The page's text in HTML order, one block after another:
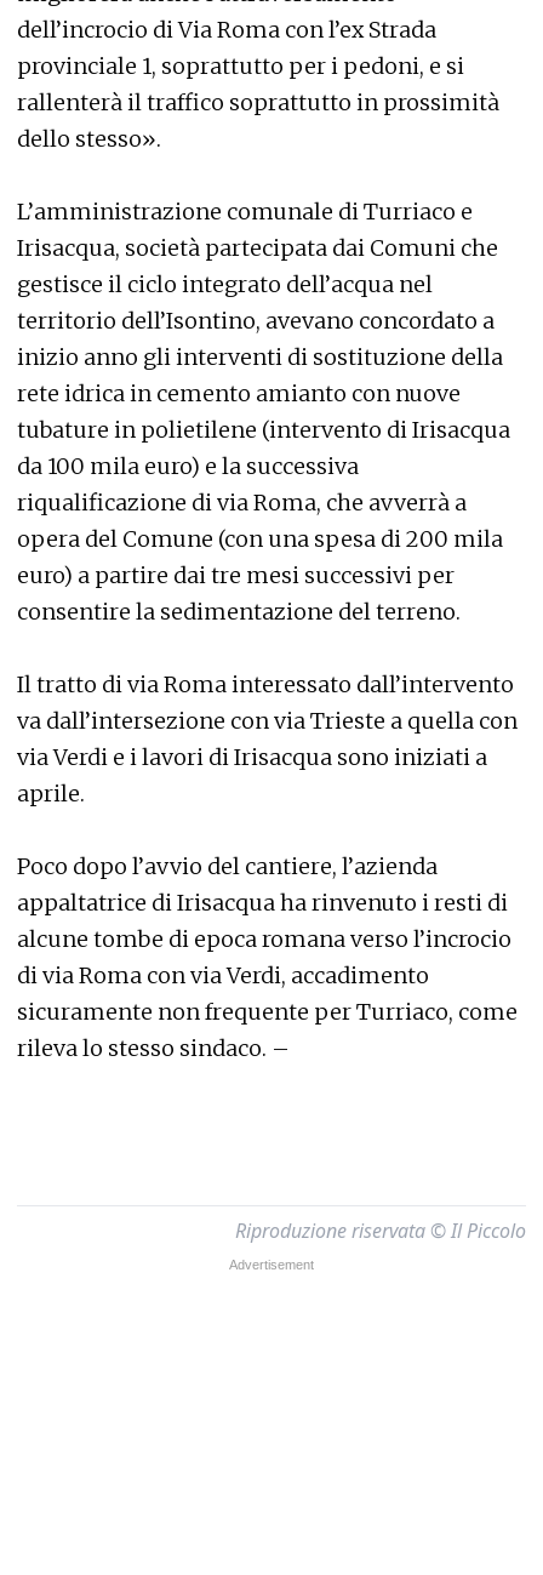
dell’incrocio di Via Roma con l’ex Strada
provinciale 1, soprattutto per i pedoni, e si
rallenterà il traffico soprattutto in prossimità
dello stesso».
L’amministrazione comunale di Turriaco e
Irisacqua, società partecipata dai Comuni che
gestisce il ciclo integrato dell’acqua nel
territorio dell’Isontino, avevano concordato a
inizio anno gli interventi di sostituzione della
rete idrica in cemento amianto con nuove
tubature in polietilene (intervento di Irisacqua
da 100 mila euro) e la successiva
riqualificazione di via Roma, che avverrà a
opera del Comune (con una spesa di 200 mila
euro) a partire dai tre mesi successivi per
consentire la sedimentazione del terreno.
Il tratto di via Roma interessato dall’intervento
va dall’intersezione con via Trieste a quella con
via Verdi e i lavori di Irisacqua sono iniziati a
aprile.
Poco dopo l’avvio del cantiere, l’azienda
appaltatrice di Irisacqua ha rinvenuto i resti di
alcune tombe di epoca romana verso l’incrocio
di via Roma con via Verdi, accadimento
sicuramente non frequente per Turriaco, come
rileva lo stesso sindaco. –
Riproduzione riservata © Il Piccolo